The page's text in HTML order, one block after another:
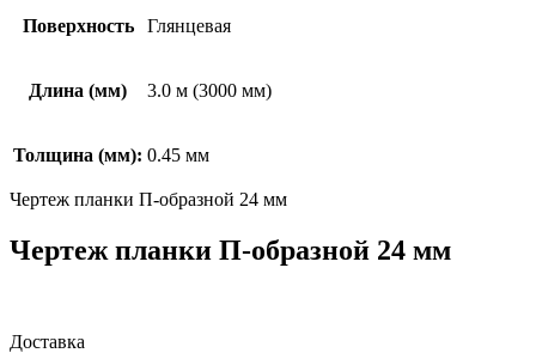
Поверхность Глянцевая
Длина (мм) 3.0 м (3000 мм)
Толщина (мм): 0.45 мм
Чертеж планки П-образной 24 мм
Чертеж планки П-образной 24 мм
Доставка